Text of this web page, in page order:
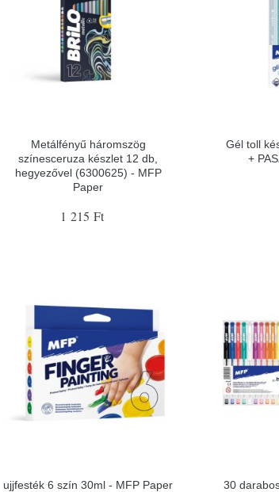
Metálfényű háromszög
színesceruza készlet 12 db,
hegyezővel (6300625) - MFP
Paper
1 215 Ft
Gél toll
+
ujjfesték 6 szín 30ml - MFP Paper
30